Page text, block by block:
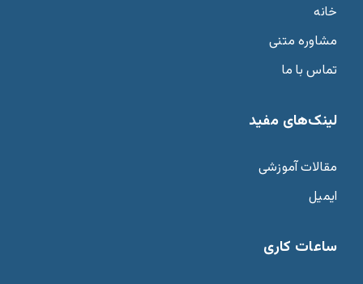
خانه
مشاوره متنی
تماس با ما
لینک‌های مفید
مقالات آموزشی
ایمیل
ساعات کاری